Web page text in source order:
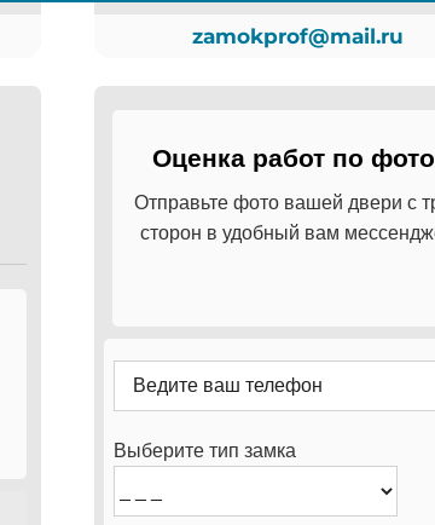
zamokprof@mail.ru
Оценка работ по
Отправьте фото вашей двери с
сторон в удобный вам
Выберите тип замка